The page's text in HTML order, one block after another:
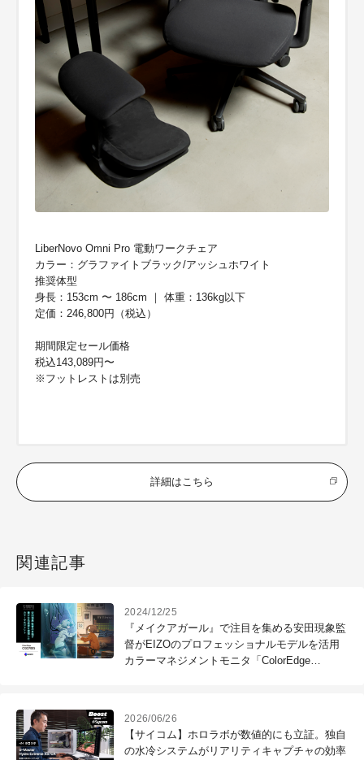
LiberNovo Omni Pro 電動ワークチェア
カラー：グラファイトブラック/アッシュホワイト
推奨体型
身長：153cm 〜 186cm ｜ 体重：136kg以下
定価：246,800円（税込）
期間限定セール価格
税込143,089円〜
※フットレストは別売
詳細はこちら
関連記事
2024/12/25
『メイクアガール』で注目を集める安田現象監
督がEIZOのプロフェッショナルモデルを活用
カラーマネジメントモニタ「ColorEdge
2026/06/26
【サイコム】ホロラボが数値的にも立証。独自
の水冷システムがリアリティキャプチャの効率